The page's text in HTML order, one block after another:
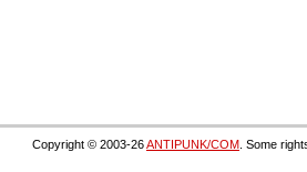
Copyright © 2003-26ANTIPUNK/COM . Some